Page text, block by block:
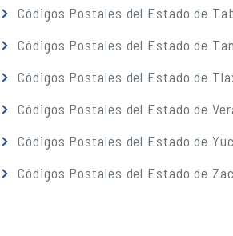
Códigos Postales del Estado de
Códigos Postales del Estado de
Códigos Postales del Estado de
Códigos Postales del Estado de
Códigos Postales del Estado de
Códigos Postales del Estado de